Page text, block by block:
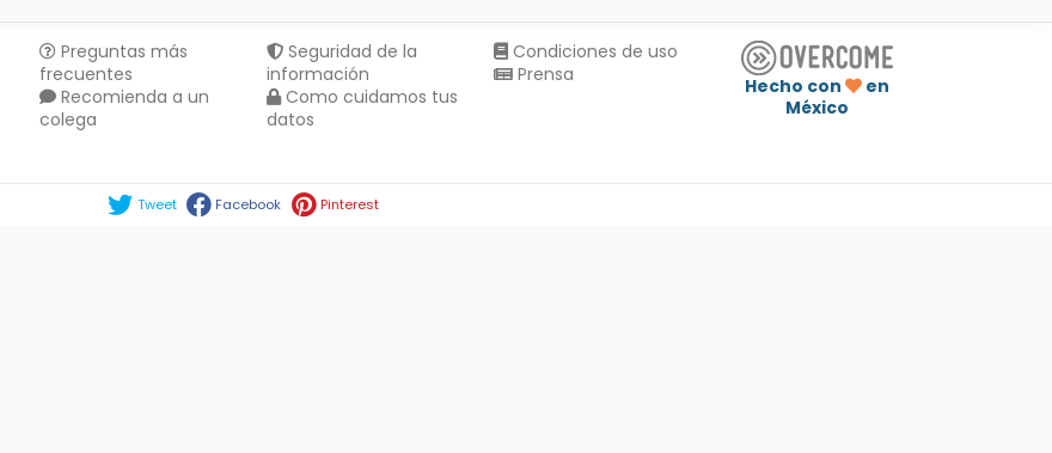
Preguntas más
frecuentes
Recomienda a un
colega
Seguridad de la
información
Como cuidamos tus
datos
Condiciones de uso
Prensa
Hecho con
en
México
Tweet Facebook Pinterest